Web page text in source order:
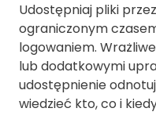
Udostępniaj pliki
ograniczonym
logowaniem.
lub dodatkowymi
udostępnienie
wiedzieć kto, co i